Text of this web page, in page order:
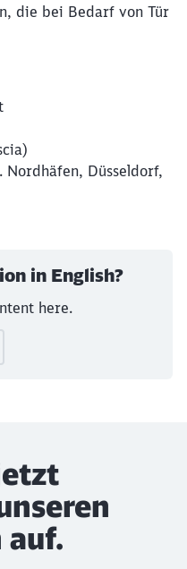
die bei Bedarf von Tür
Nordhäfen, Düsseldorf,
in English?
here.
auf.